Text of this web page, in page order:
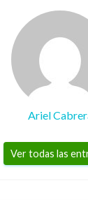
Ariel
Ver todas las